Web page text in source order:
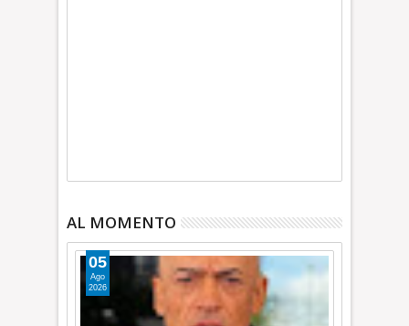
AL MOMENTO
05
Ago
2026